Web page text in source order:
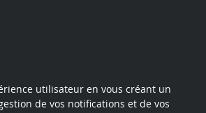
utilisateur en vous créant un
de vos notifications et de vos